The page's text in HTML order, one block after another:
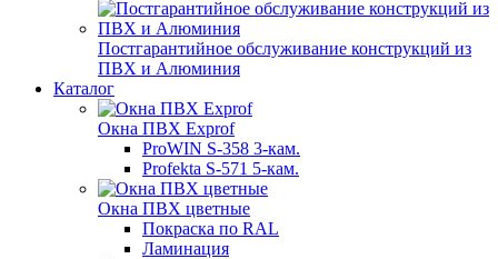
Постгарантийное обслуживание конструкций из
ПВХ и Алюминия
Каталог
Окна ПВХ Exprof
ProWIN S-358 3-кам.
Profekta S-571 5-кам.
Окна ПВХ цветные
Покраска по RAL
Ламинация